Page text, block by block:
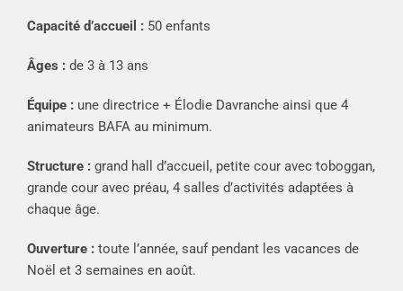
Capacité d’accueil :50 enfants
Âges :de 3 à 13 ans
Équipe :une directrice + Élodie Davranche ainsi que 4
animateurs BAFA au minimum.
Structure :grand hall d’accueil, petite cour avec toboggan,
grande cour avec préau, 4 salles d’activités adaptées à
chaque âge.
Ouverture :toute l’année, sauf pendant les vacances de
Noël et 3 semaines en août.